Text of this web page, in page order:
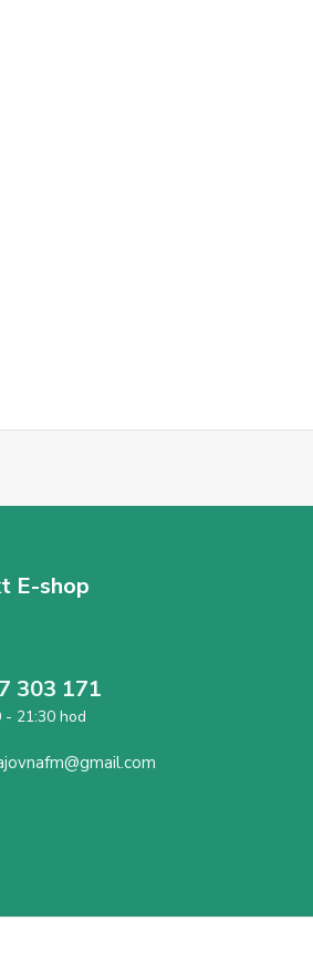
E-shop
303 171
- 21:30 hod